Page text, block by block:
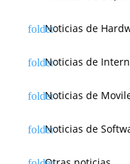
Noticias de
Noticias de
Noticias de
Noticias de